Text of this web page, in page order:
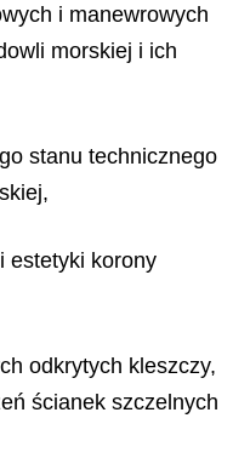
i manewrowych
morskiej i ich
stanu technicznego
estetyki korony
odkrytych kleszczy,
ścianek szczelnych